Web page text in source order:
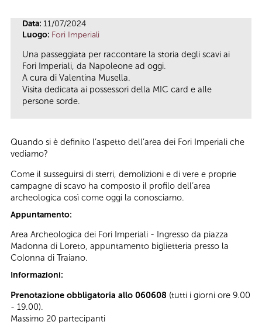
Data: 11/07/2024
Luogo: Fori Imperiali
Una passeggiata per raccontare la storia degli scavi ai
Fori Imperiali, da Napoleone ad oggi.
A cura di Valentina Musella.
Visita dedicata ai possessori della MIC card e alle
persone sorde.
Quando si è definito l’aspetto dell’area dei Fori Imperiali che
vediamo?
Come il susseguirsi di sterri, demolizioni e di vere e proprie
campagne di scavo ha composto il profilo dell’area
archeologica così come oggi la conosciamo.
Appuntamento:
Area Archeologica dei Fori Imperiali - Ingresso da piazza
Madonna di Loreto, appuntamento biglietteria presso la
Colonna di Traiano.
Informazioni:
Prenotazione obbligatoria allo 060608 (tutti i giorni ore 9.00
- 19.00).
Massimo 20 partecipanti